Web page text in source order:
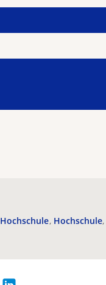
Hochschule Hochschule